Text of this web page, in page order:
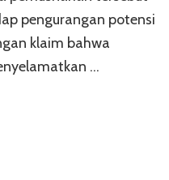
pengurangan potensi
klaim bahwa
…